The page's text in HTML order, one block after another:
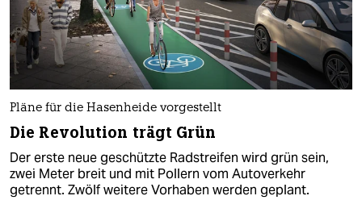
Pläne für die Hasenheide vorgestellt
Die Revolution trägt Grün
Der erste neue geschützte Radstreifen wird grün sein,
zwei Meter breit und mit Pollern vom Autoverkehr
getrennt. Zwölf weitere Vorhaben werden geplant.